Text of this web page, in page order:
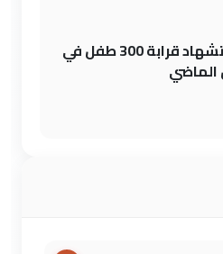
اليونيسف توثق استشهاد قرابة 300 طفل في
الماضي